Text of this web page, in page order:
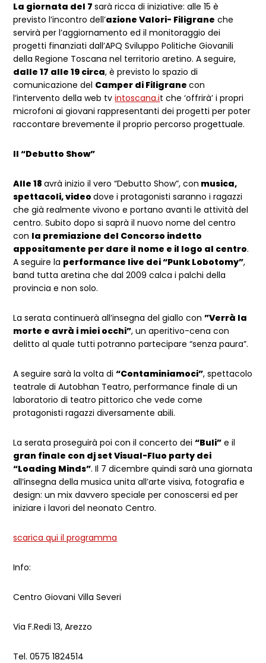
La giornata del 7sarà ricca di iniziative: alle 15 è
previsto l’incontro dell’azione Valori- Filigrane che
servirà per l’aggiornamento ed il monitoraggio dei
progetti finanziati dall’APQ Sviluppo Politiche Giovanili
della Regione Toscana nel territorio aretino. A seguire,
dalle 17 alle 19 circa, è previsto lo spazio di
comunicazione del Camper di Filigranecon
l’intervento della web tvintoscana.it che ‘offrirà’ i propri
microfoni ai giovani rappresentanti dei progetti per poter
raccontare brevemente il proprio percorso progettuale.
Il “Debutto Show”
Alle 18avrà inizio il vero “Debutto Show”, con musica,
spettacoli, videodove i protagonisti saranno i ragazzi
che già realmente vivono e portano avanti le attività del
centro. Subito dopo si saprà il nuovo nome del centro
con la premiazione del Concorso indetto
appositamente per dare il nome e il logo al centro.
A seguire la performance live dei “Punk Lobotomy”,
band tutta aretina che dal 2009 calca i palchi della
provincia e non solo.
La serata continuerà all’insegna del giallo con”Verrà la
morte e avrà i miei occhi”, un aperitivo-cena con
delitto al quale tutti potranno partecipare “senza paura”.
A seguire sarà la volta di“Contaminiamoci”, spettacolo
teatrale di Autobhan Teatro, performance finale di un
laboratorio di teatro pittorico che vede come
protagonisti ragazzi diversamente abili.
La serata proseguirà poi con il concerto dei“Buli” e il
gran finale con dj set Visual-Fluo party dei
“Loading Minds”. Il 7 dicembre quindi sarà una giornata
all’insegna della musica unita all’arte visiva, fotografia e
design: un mix davvero speciale per conoscersi ed per
iniziare i lavori del neonato Centro.
scarica qui il programma
Info:
Centro Giovani Villa Severi
Via F.Redi 13, Arezzo
Tel. 0575 1824514